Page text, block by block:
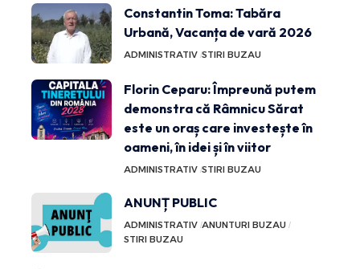
Constantin Toma: Tabăra
Urbană, Vacanța de vară 2026
ADMINISTRATIV STIRI BUZAU
Florin Ceparu: Împreună putem
demonstra că Râmnicu Sărat
este un oraș care investește în
oameni, în idei și în viitor
ADMINISTRATIV STIRI BUZAU
ANUNȚ PUBLIC
ADMINISTRATIV ANUNTURI BUZAU
STIRI BUZAU